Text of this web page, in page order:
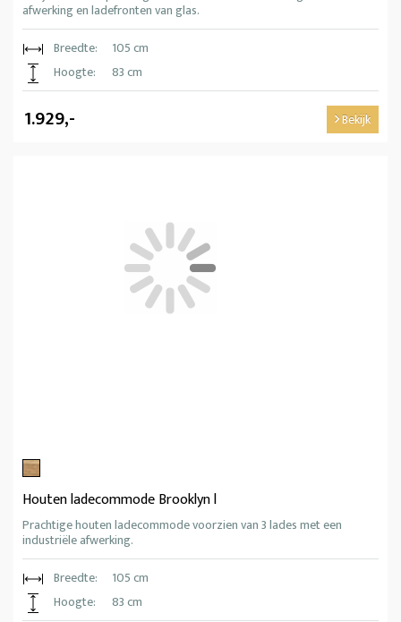
afwerking en ladefronten van glas.
Breedte:
105 cm
Hoogte:
83 cm
1.929,- Bekijk
Houten ladecommode Brooklyn l
Prachtige houten ladecommode voorzien van 3 lades met een
industriële afwerking.
Breedte:
105 cm
Hoogte:
83 cm